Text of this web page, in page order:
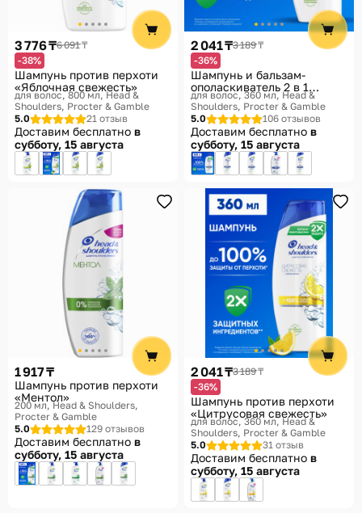
3 776 ₸6 091 ₸
-38%
Шампунь против перхоти
«Яблочная свежесть»
для волос, 800 мл Head &
Shoulders, Procter & Gamble
5.0
21 отзыв
Доставим бесплатно в
субботу, 15 августа
2 041 ₸3 189 ₸
-36%
Шампунь и бальзам-
ополаскиватель 2 в 1
против перхоти «Основной
уход»
для волос, 360 мл Head &
Shoulders, Procter & Gamble
5.0
106 отзывов
Доставим бесплатно в
субботу, 15 августа
1 917 ₸
Шампунь против перхоти
«Ментол»
200 мл Head & Shoulders,
Procter & Gamble
5.0
129 отзывов
Доставим бесплатно в
субботу, 15 августа
2 041 ₸3 189 ₸
-36%
Шампунь против перхоти
«Цитрусовая свежесть»
для волос, 360 мл Head &
Shoulders, Procter & Gamble
5.0
31 отзыв
Доставим бесплатно в
субботу, 15 августа